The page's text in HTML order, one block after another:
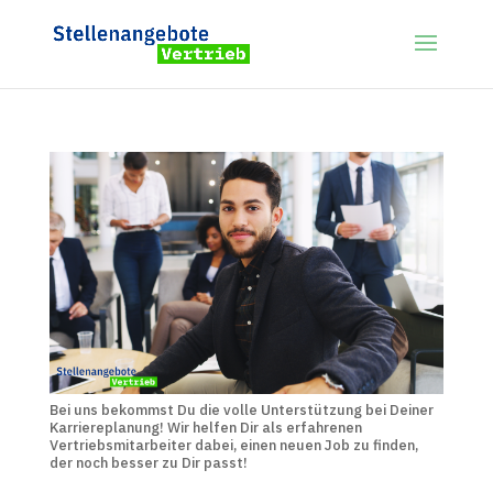
Bei uns bekommst Du die volle Unterstützung bei Deiner
Karriereplanung! Wir helfen Dir als erfahrenen
Vertriebsmitarbeiter dabei, einen neuen Job zu finden,
der noch besser zu Dir passt!